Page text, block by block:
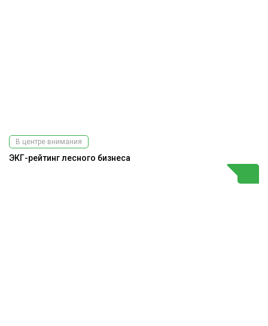
В центре внимания
ЭКГ-рейтинг лесного бизнеса